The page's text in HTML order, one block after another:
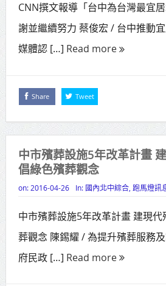
動土創造千個就業機會
高雄「三民運動中心
高雄東照山關帝廟全
賴清德總統主持將官
不對稱戰力
蔣萬安再拋出「倒閣
賴總統肯定「金唐獎
圍者 允諾完善支持體系
CNN撰文報導「台中為台灣最宜
謝並繼續努力 蔡俊宏 / 台中推動
媒體認 […] Read more
Share Tweet
中市殯葬設施5年改革計畫
倡綠色殯葬觀念
on: 2016-04-26 In: 國內北中綜合, 跑馬燈訊
中市殯葬設施5年改革計畫 建現
葬觀念 陳錫耀 / 為提升殯葬服務
府民政 […] Read more